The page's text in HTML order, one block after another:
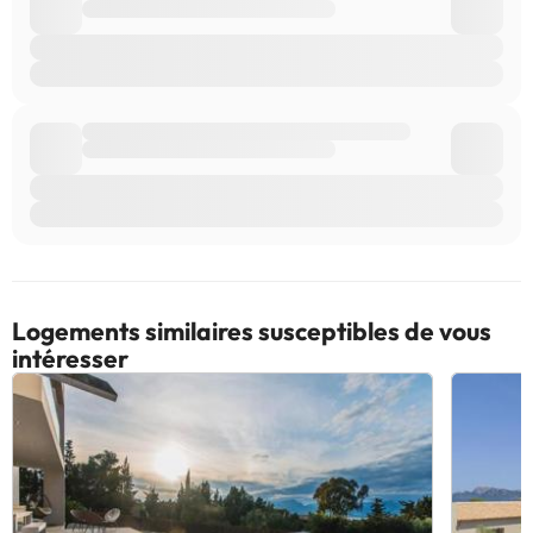
Logements similaires susceptibles de vous
intéresser